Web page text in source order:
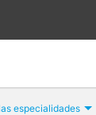
especialidades